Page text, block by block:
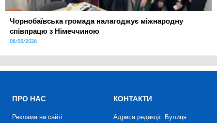
Чорнобаївська громада налагоджує міжнародну
співпрацю з Німеччиною
08/05/2026
ПРО НАС
Реклама на сайті
КОНТАКТИ
Адреса редакції: Вулиця